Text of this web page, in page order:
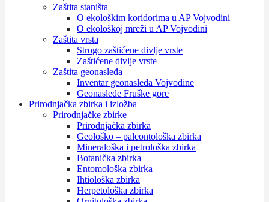
Zaštita staništa
O ekološkim koridorima u AP Vojvodini
O ekološkoj mreži u AP Vojvodini
Zaštita vrsta
Strogo zaštićene divlje vrste
Zaštićene divlje vrste
Zaštita geonasleđa
Inventar geonasleđa Vojvodine
Geonasleđe Fruške gore
Prirodnjačka zbirka i izložba
Prirodnjačke zbirke
Prirodnjačka zbirka
Geološko – paleontološka zbirka
Mineraloška i petrološka zbirka
Botanička zbirka
Entomološka zbirka
Ihtiološka zbirka
Herpetološka zbirka